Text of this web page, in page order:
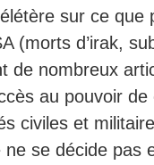
sur ce que
(morts d’irak,
nombreux
au pouvoir de
civiles et
se décide pas